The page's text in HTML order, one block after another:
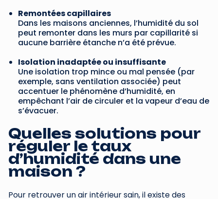
Remontées capillaires
Dans les maisons anciennes, l’humidité du sol
peut remonter dans les murs par capillarité si
aucune barrière étanche n’a été prévue.
Isolation inadaptée ou insuffisante
Une isolation trop mince ou mal pensée (par
exemple, sans ventilation associée) peut
accentuer le phénomène d’humidité, en
empêchant l’air de circuler et la vapeur d’eau de
s’évacuer.
Quelles solutions pour
réguler le taux
d’humidité dans une
maison ?
Pour retrouver un air intérieur sain, il existe des